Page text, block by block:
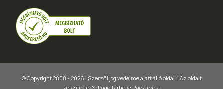
© Copyright 2008 - 2026 | Szerzői jog védelme alatt álló oldal. | Az oldalt
készítette: X-PageTárhely: Rackforest